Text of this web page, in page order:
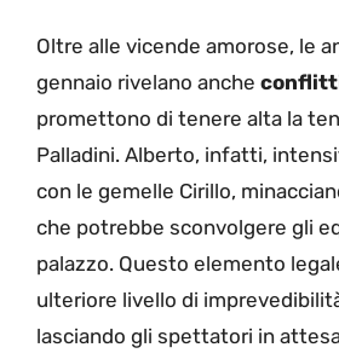
Oltre alle vicende amorose, le
gennaio rivelano anche
promettono di tenere alta la
Palladini. Alberto, infatti,
con le gemelle Cirillo,
che potrebbe sconvolgere gli
palazzo. Questo elemento
ulteriore livello di
lasciando gli spettatori in